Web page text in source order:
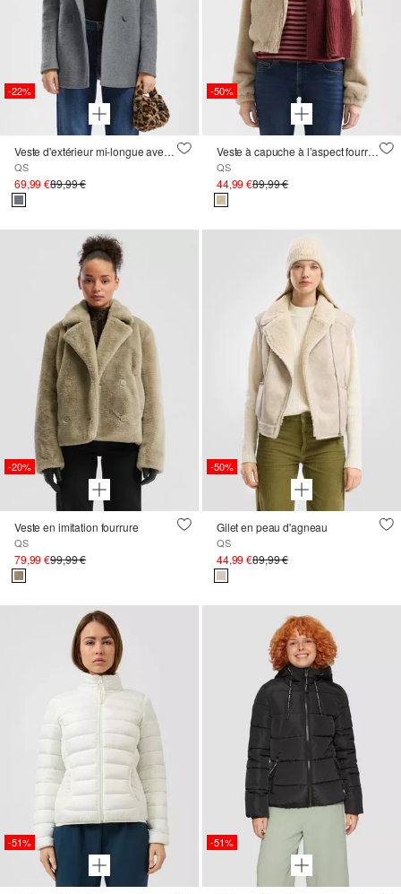
-22%
Veste d'extérieur mi-longue avec capuche et doublure
QS
69,99 €89,99 €
-50%
Veste à capuche à l’aspect fourrure
QS
44,99 €89,99 €
-20%
Veste en imitation fourrure
QS
79,99 €99,99 €
-50%
Gilet en peau d'agneau
QS
44,99 €89,99 €
-51% -51%